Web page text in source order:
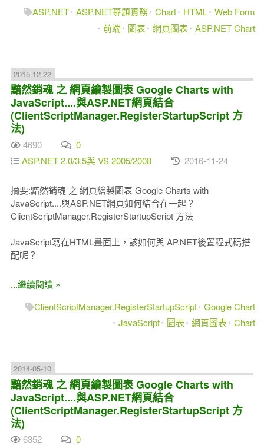
ASP.NET ASP.NET專題實務 Chart HTML Web Form
前端
圖表 網頁圖表 ASP.NET Chart
2015-12-22
黯然銷魂 之 網頁繪製圖表 Google Charts with
JavaScript....與ASP.NET網頁結合
(ClientScriptManager.RegisterStartupScript 方
法)
4690
0
ASP.NET 2.0/3.5與 VS 2005/2008
2016-11-24
摘要:黯然銷魂 之 網頁繪製圖表 Google Charts with
JavaScript....與ASP.NET網頁如何結合在一起？
ClientScriptManager.RegisterStartupScript 方法
JavaScript寫在HTML畫面上，該如何與 AP.NET後置程式碼搭
配呢？
...繼續閱讀 »
ClientScriptManager.RegisterStartupScript Google Chart
JavaScript
圖表 網頁圖表 Chart
2014-05-10
黯然銷魂 之 網頁繪製圖表 Google Charts with
JavaScript....與ASP.NET網頁結合
(ClientScriptManager.RegisterStartupScript 方
法)
6352
0